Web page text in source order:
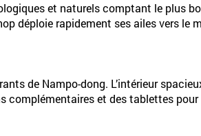
et naturels comptant le plus
déploie rapidement ses ailes vers le
de Nampo-dong. L’intérieur
complémentaires et des tablettes